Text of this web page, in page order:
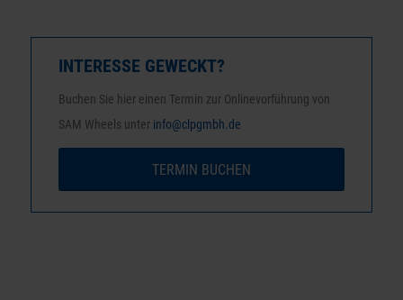
INTERESSE GEWECKT?
Buchen Sie hier einen Termin zur Onlinevorführung von
SAM Wheels unter info@clpgmbh.de
TERMIN BUCHEN